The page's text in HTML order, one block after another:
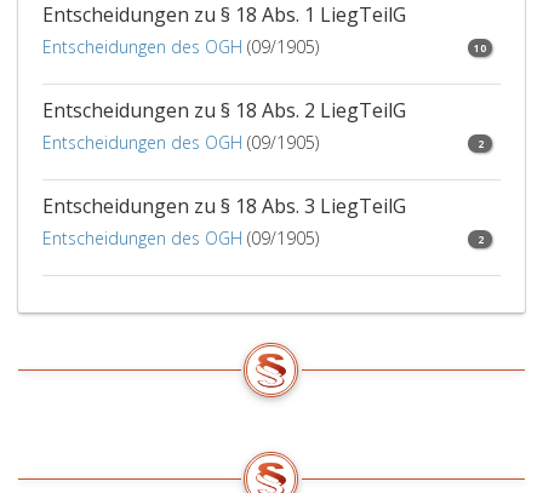
Entscheidungen zu § 18 Abs. 1 LiegTeilG
Entscheidungen des OGH (09/1905) 10
Entscheidungen zu § 18 Abs. 2 LiegTeilG
Entscheidungen des OGH (09/1905) 2
Entscheidungen zu § 18 Abs. 3 LiegTeilG
Entscheidungen des OGH (09/1905) 2